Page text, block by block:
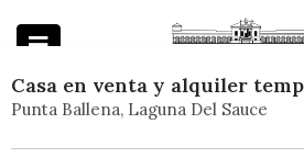
Casa en venta y alquiler
Punta Ballena Laguna Del Sauce